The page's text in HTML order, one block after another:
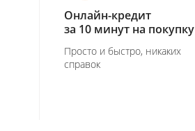
Онлайн-кредит
за 10 минут на покупку
Просто и быстро, никаких
справок